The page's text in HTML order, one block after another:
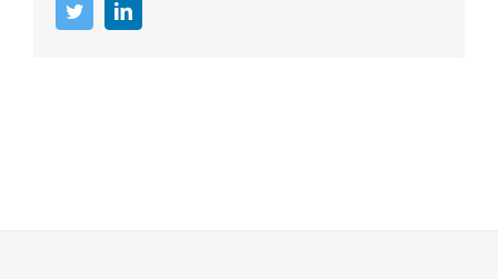
TwitterLinkedIn